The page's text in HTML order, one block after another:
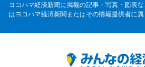
ヨコハマ経済新聞に掲載の記事・写真・図表
はヨコハマ経済新聞またはその情報提供者に属